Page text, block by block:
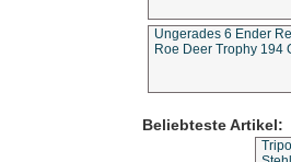
Ungerades 6 Ender
Roe Deer Trophy 194
Beliebteste Artikel: